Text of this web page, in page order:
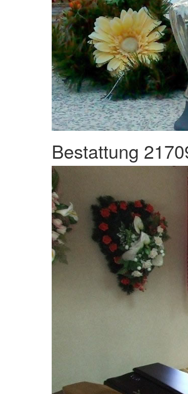
Bestattung